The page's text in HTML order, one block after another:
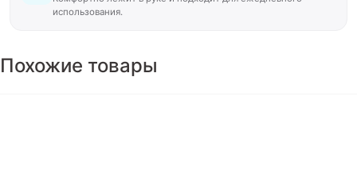
использования.
Похожие товары